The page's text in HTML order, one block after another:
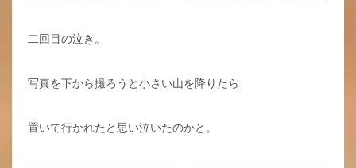
二回目の泣き。
写真を下から撮ろうと小さい山を降りたら
置いて行かれたと思い泣いたのかと。